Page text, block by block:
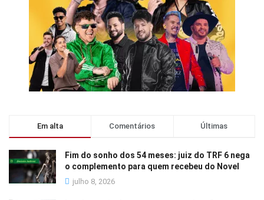
Em alta Comentários Últimas
Fim do sonho dos 54 meses: juiz do TRF 6 nega
o complemento para quem recebeu do Novel
julho 8, 2026